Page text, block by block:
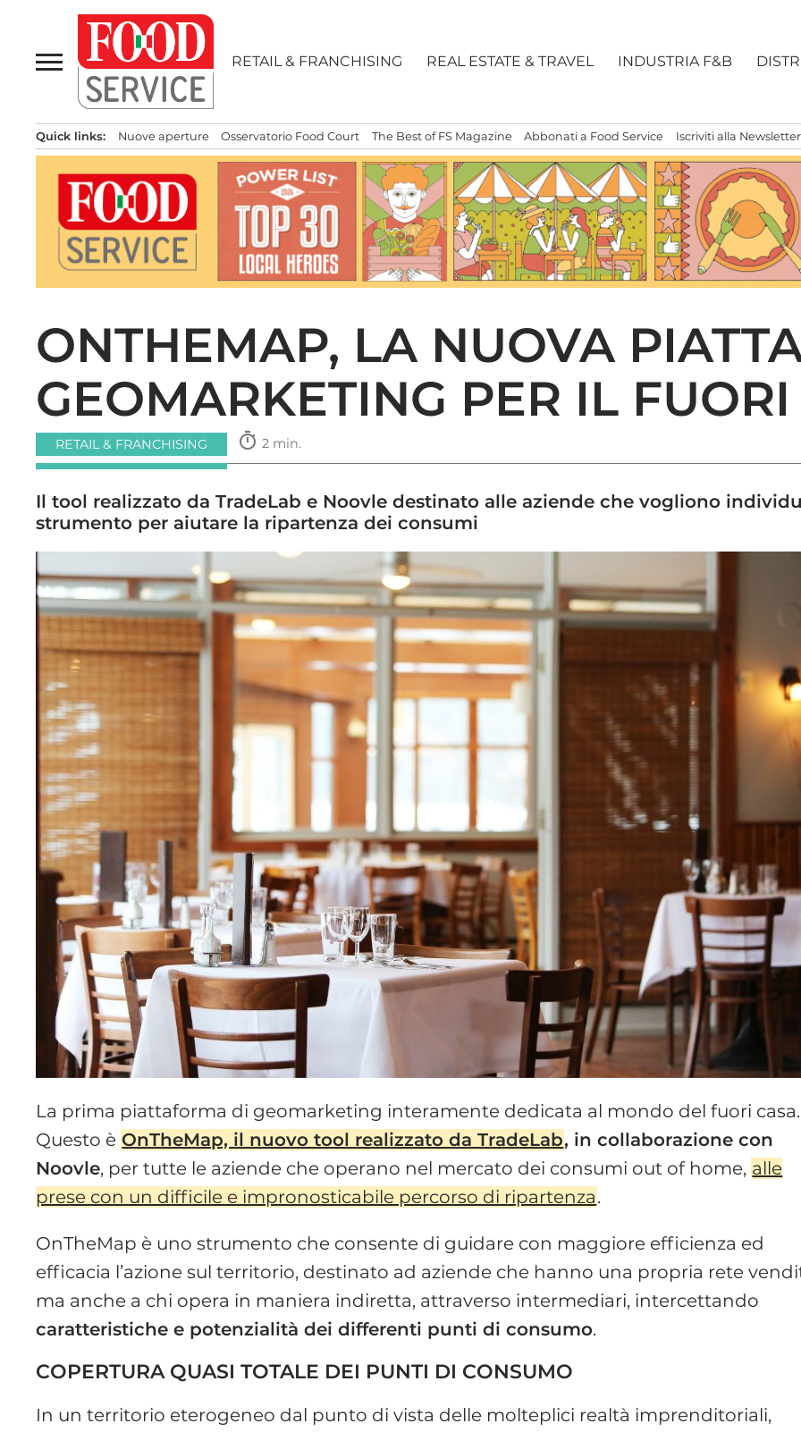
contenuto
RETAIL & FRANCHISING REAL ESTATE & TRAVEL INDUSTRIA F&B
Quick links: Nuove aperture Osservatorio Food Court The Best of FS Magazine Abbonati a Food Service Iscriviti alla Newsletter
ONTHEMAP, LA NUOVA
GEOMARKETING PER IL
RETAIL & FRANCHISING timer 2 min.
Il tool realizzato da TradeLab e Noovle destinato alle aziende che vogliono
strumento per aiutare la ripartenza dei consumi
La prima piattaforma di geomarketing interamente dedicata al mondo del fuori casa.
Questo è OnTheMap, il nuovo tool realizzato da TradeLab, in collaborazione con
Noovle, per tutte le aziende che operano nel mercato dei consumi out of home, alle
prese con un difficile e impronosticabile percorso di ripartenza.
OnTheMap è uno strumento che consente di guidare con maggiore efficienza ed
efficacia l’azione sul territorio, destinato ad aziende che hanno una propria rete
ma anche a chi opera in maniera indiretta, attraverso intermediari, intercettando
caratteristiche e potenzialità dei differenti punti di consumo.
COPERTURA QUASI TOTALE DEI PUNTI DI CONSUMO
In un territorio eterogeneo dal punto di vista delle molteplici realtà imprenditoriali,